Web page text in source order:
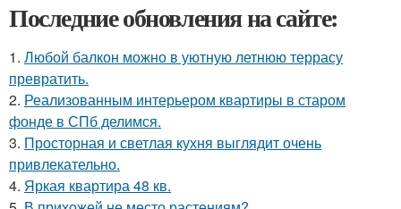
Последние обновления на сайте:
1. Любой балкон можно в уютную летнюю террасу
превратить.
2. Реализованным интерьером квартиры в старом
фонде в СПб делимся.
3. Просторная и светлая кухня выглядит очень
привлекательно.
4. Яркая квартира 48 кв.